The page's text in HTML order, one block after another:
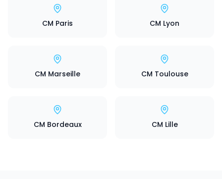
CM Paris CM Lyon
CM Marseille CM Toulouse
CM Bordeaux CM Lille